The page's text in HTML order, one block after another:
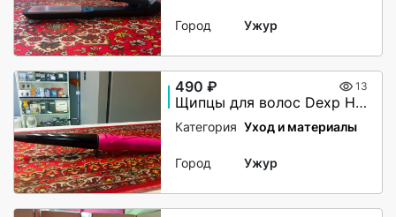
Город Ужур
490 ₽ 13
Щипцы для волос Dexp HC-1933
Категория Уход и материалы
Город Ужур